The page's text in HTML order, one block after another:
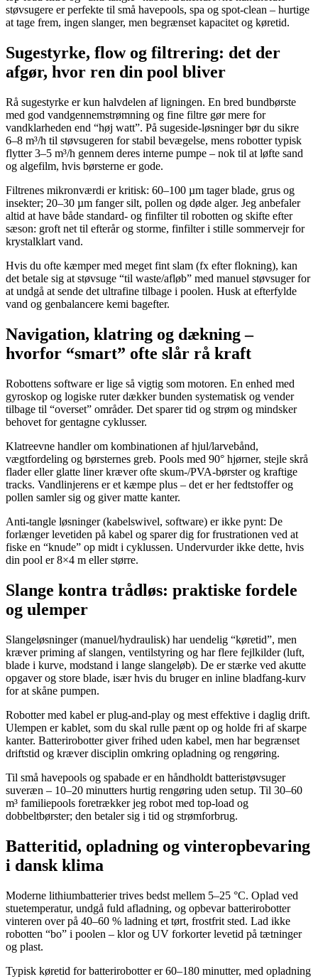
støvsugere er perfekte til små havepools, spa og spot-clean – hurtige
at tage frem, ingen slanger, men begrænset kapacitet og køretid.
Sugestyrke, flow og filtrering: det der
afgør, hvor ren din pool bliver
Rå sugestyrke er kun halvdelen af ligningen. En bred bundbørste
med god vandgennemstrømning og fine filtre gør mere for
vandklarheden end “høj watt”. På sugeside-løsninger bør du sikre
6–8 m³/h til støvsugeren for stabil bevægelse, mens robotter typisk
flytter 3–5 m³/h gennem deres interne pumpe – nok til at løfte sand
og algefilm, hvis børsterne er gode.
Filtrenes mikronværdi er kritisk: 60–100 µm tager blade, grus og
insekter; 20–30 µm fanger silt, pollen og døde alger. Jeg anbefaler
altid at have både standard- og finfilter til robotten og skifte efter
sæson: groft net til efterår og storme, finfilter i stille sommervejr for
krystalklart vand.
Hvis du ofte kæmper med meget fint slam (fx efter flokning), kan
det betale sig at støvsuge “til waste/afløb” med manuel støvsuger for
at undgå at sende det ultrafine tilbage i poolen. Husk at efterfylde
vand og genbalancere kemi bagefter.
Navigation, klatring og dækning –
hvorfor “smart” ofte slår rå kraft
Robottens software er lige så vigtig som motoren. En enhed med
gyroskop og logiske ruter dækker bunden systematisk og vender
tilbage til “overset” områder. Det sparer tid og strøm og mindsker
behovet for gentagne cyklusser.
Klatreevne handler om kombinationen af hjul/larvebånd,
vægtfordeling og børsternes greb. Pools med 90° hjørner, stejle skrå
flader eller glatte liner kræver ofte skum-/PVA-børster og kraftige
tracks. Vandlinjerens er et kæmpe plus – det er her fedtstoffer og
pollen samler sig og giver matte kanter.
Anti-tangle løsninger (kabelswivel, software) er ikke pynt: De
forlænger levetiden på kabel og sparer dig for frustrationen ved at
fiske en “knude” op midt i cyklussen. Undervurder ikke dette, hvis
din pool er 8×4 m eller større.
Slange kontra trådløs: praktiske fordele
og ulemper
Slangeløsninger (manuel/hydraulisk) har uendelig “køretid”, men
kræver priming af slangen, ventilstyring og har flere fejlkilder (luft,
blade i kurve, modstand i lange slangeløb). De er stærke ved akutte
opgaver og store blade, især hvis du bruger en inline bladfang-kurv
for at skåne pumpen.
Robotter med kabel er plug-and-play og mest effektive i daglig drift.
Ulempen er kablet, som du skal rulle pænt op og holde fri af skarpe
kanter. Batterirobotter giver frihed uden kabel, men har begrænset
driftstid og kræver disciplin omkring opladning og rengøring.
Til små havepools og spabade er en håndholdt batteristøvsuger
suveræn – 10–20 minutters hurtig rengøring uden setup. Til 30–60
m³ familiepools foretrækker jeg robot med top-load og
dobbeltbørster; den betaler sig i tid og strømforbrug.
Batteritid, opladning og vinteropbevaring
i dansk klima
Moderne lithiumbatterier trives bedst mellem 5–25 °C. Oplad ved
stuetemperatur, undgå fuld afladning, og opbevar batterirobotter
vinteren over på 40–60 % ladning et tørt, frostfrit sted. Lad ikke
robotten “bo” i poolen – klor og UV forkorter levetid på tætninger
og plast.
Typisk køretid for batterirobotter er 60–180 minutter, med opladning